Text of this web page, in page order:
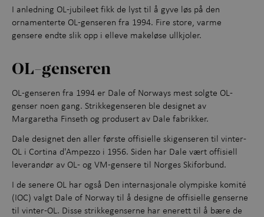
I anledning OL-jubileet fikk de lyst til å gyve løs på den
ornamenterte OL-genseren fra 1994. Fire store, varme
gensere endte slik opp i elleve makeløse ullkjoler.
OL-genseren
OL-genseren fra 1994 er Dale of Norways mest solgte OL-
genser noen gang. Strikkegenseren ble designet av
Margaretha Finseth og produsert av Dale fabrikker.
Dale designet den aller første offisielle skigenseren til vinter-
OL i Cortina d'Ampezzo i 1956. Siden har Dale vært offisiell
leverandør av OL- og VM-gensere til Norges Skiforbund.
I de senere OL har også Den internasjonale olympiske komité
(IOC) valgt Dale of Norway til å designe de offisielle genserne
til vinter-OL. Disse strikkegenserne har enerett til å bære de